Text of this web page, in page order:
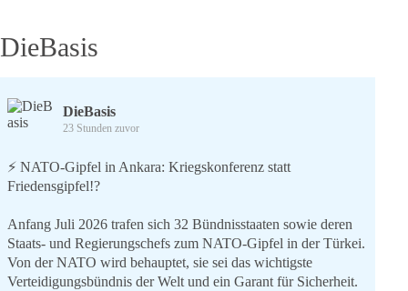
DieBasis
DieBasis
23 Stunden zuvor
⚡️ NATO-Gipfel in Ankara: Kriegskonferenz statt
Friedensgipfel!?
Anfang Juli 2026 trafen sich 32 Bündnisstaaten sowie deren
Staats- und Regierungschefs zum NATO-Gipfel in der Türkei.
Von der NATO wird behauptet, sie sei das wichtigste
Verteidigungsbündnis der Welt und ein Garant für Sicherheit.